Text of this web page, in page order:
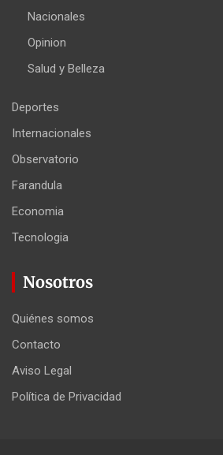
Nacionales
Opinion
Salud y Belleza
Deportes
Internacionales
Observatorio
Farandula
Economia
Tecnologia
Nosotros
Quiénes somos
Contacto
Aviso Legal
Política de Privacidad